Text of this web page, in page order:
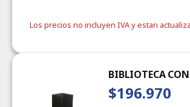
Los precios no incluyen IVA y estan
BIBLIOTECA
$196.970